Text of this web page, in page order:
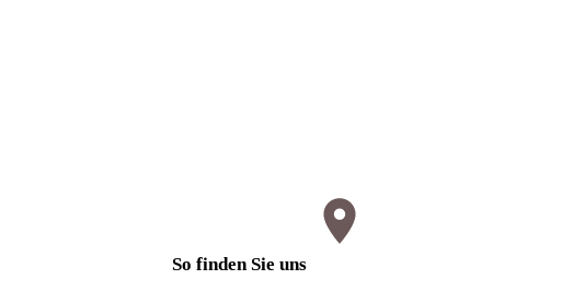
So finden Sie uns